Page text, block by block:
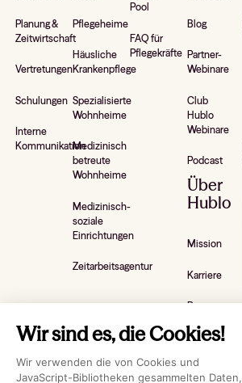
Wir sind es, die Cookies!
Wir verwenden die von Cookies und
JavaScript-Bibliotheken gesammelten Daten,
Planung &
Zeitwirtschaft
Vertretungen
Schulungen
Interne
Kommunikation
Pflegeheime
Häusliche
Krankenpflege
Spezialisierte
Wohnheime
Medizinisch
betreute
Wohnheime
Medizinisch-
soziale
Einrichtungen
Zeitarbeitsagentur
Pool
FAQ für
Pflegekräfte
Blog
Partner-
Webinare
Club
Hublo
Webinare
Podcast
Über
Hublo
Mission
Karriere
Presse
Kontakt